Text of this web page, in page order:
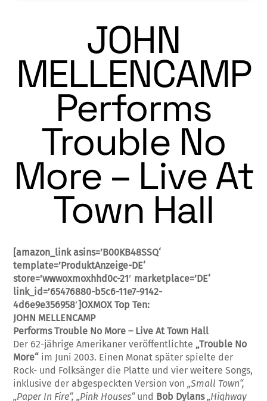
JOHN
MELLENCAMP
Performs
Trouble No
More – Live At
Town Hall
[amazon_link asins=’B00KB48SSQ‘
template=’ProduktAnzeige-DE‘
store=’wwwoxmoxhhd0c-21′ marketplace=’DE‘
link_id=’65476880-b5c6-11e7-9142-
4d6e9e356958′]OXMOX Top Ten:
JOHN MELLENCAMP
Performs Trouble No More – Live At Town Hall
Der 62-jährige Amerikaner veröffentlichte „Trouble No
More“ im Juni 2003. Einen Monat später spielte der
Rock- und Folksän­ger die Platte und vier weitere Songs,
inklu­sive der abgespeckten Version von „Small Town“,
„Paper In Fire“, „Pink Houses“ und Bob Dylans„Highway